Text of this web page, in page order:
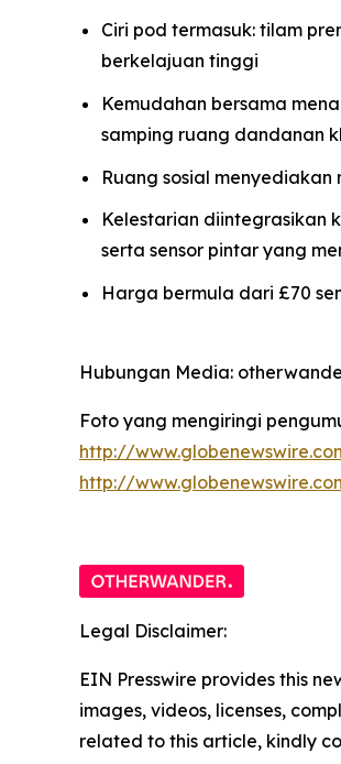
Ciri pod termasuk: tilam
berkelajuan tinggi
Kemudahan bersama
samping ruang dandanan
Ruang sosial
Kelestarian diintegrasikan
serta sensor pintar yang
Harga bermula dari £70
Hubungan Media:
Foto yang mengiringi
http://
http://
Legal Disclaimer:
EIN Presswire provides this
images, videos, licenses,
related to this article, kindly